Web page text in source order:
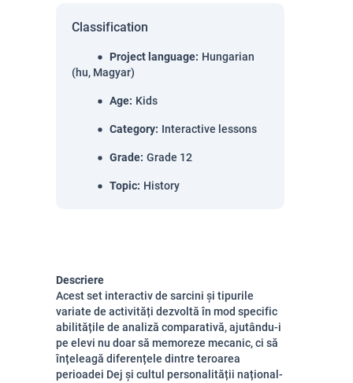
Classification
Project language: Hungarian
(hu, Magyar)
Age: Kids
Category: Interactive lessons
Grade: Grade 12
Topic: History
Descriere
Acest set interactiv de sarcini și tipurile
variate de activități dezvoltă în mod specific
abilitățile de analiză comparativă, ajutându-i
pe elevi nu doar să memoreze mecanic, ci să
înțeleagă diferențele dintre teroarea
perioadei Dej și cultul personalității național-